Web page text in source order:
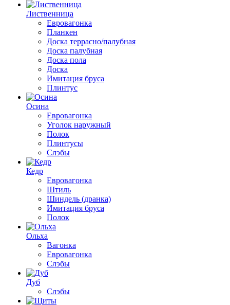
Лиственница
Евровагонка
Планкен
Доска террасно/палубная
Доска палубная
Доска пола
Доска
Имитация бруса
Плинтус
Осина
Евровагонка
Уголок наружный
Полок
Плинтусы
Слэбы
Кедр
Евровагонка
Штиль
Шиндель (дранка)
Имитация бруса
Полок
Ольха
Вагонка
Евровагонка
Слэбы
Дуб
Слэбы